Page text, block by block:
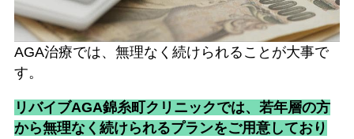
AGA治療では、無理なく続けられることが大事で
す。
リバイブAGA錦糸町クリニックでは、若年層の方
から無理なく続けられるプランをご用意しており